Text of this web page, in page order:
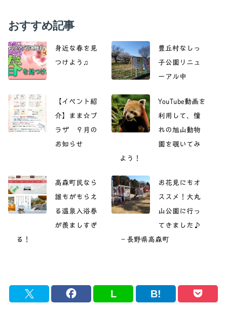
おすすめ記事
身近な春を見
つけよう♫
豊丘村なしっ
子公園リニュ
ーアル中
【イベント紹
介】まま☆プ
ラザ ９月の
お知らせ
YouTube動画を
利用して、憧
れの旭山動物
園を覗いてみ
よう！
高森町民なら
誰もがもらえ
る温泉入浴券
が羨ましすぎ
る！
お花見にもオ
ススメ！大丸
山公園に行っ
てきました♪
－長野県高森町
L B!